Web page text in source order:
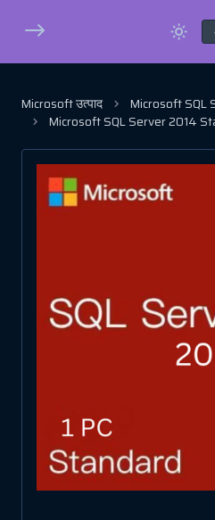
Microsoft उत्पाद
Microsoft SQL
Microsoft SQL Server 2014